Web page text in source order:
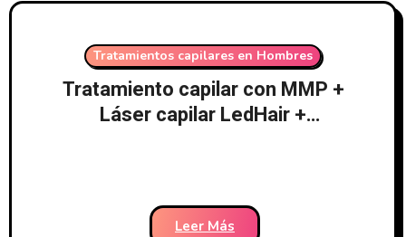
Tratamientos capilares en Hombres
Tratamiento capilar con MMP +
Láser capilar LedHair +
Leer Más